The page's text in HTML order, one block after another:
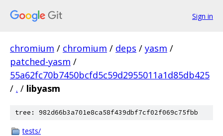
Sign in
chromium / chromium / deps / yasm /
patched-yasm /
55a62fc70b7450bcfd5c59d2955011a1d85db425
/ . / libyasm
tree: 982d66b3a701e8ca58f439dbf7cf02f069c75fbb
tests/